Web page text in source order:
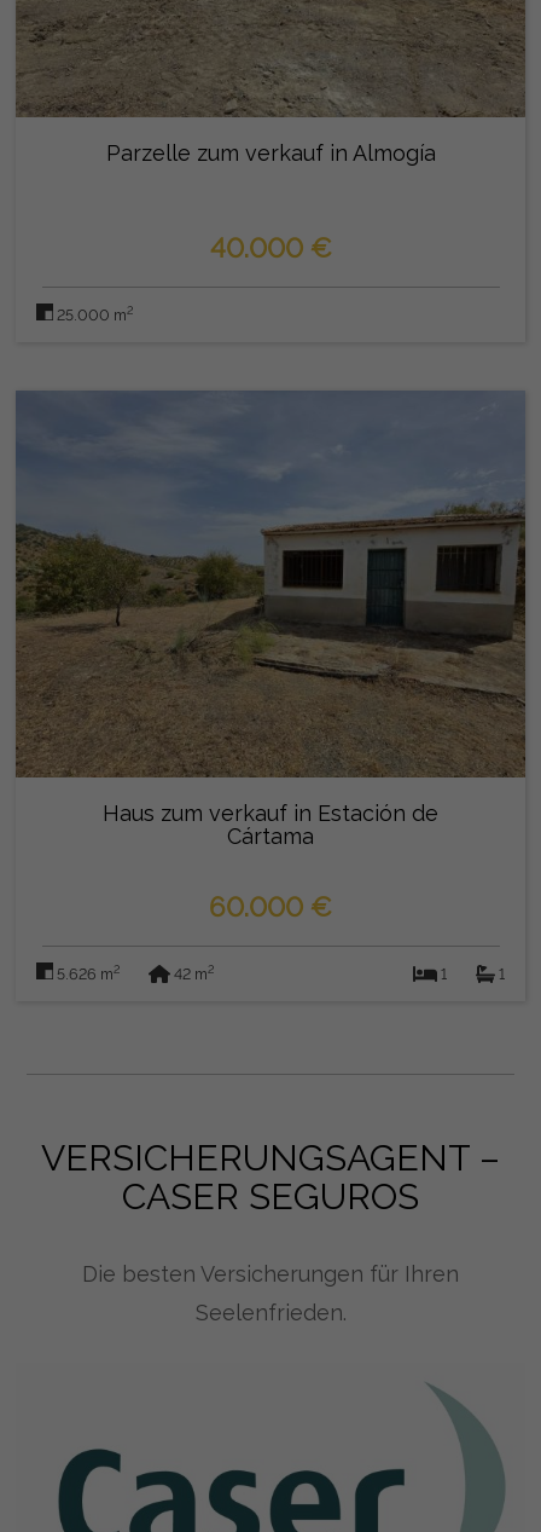
Parzelle zum verkauf in Almogía
40.000 €
25.000 m2
Haus zum verkauf in Estación de
Cártama
60.000 €
5.626 m2 42 m2 1 1
VERSICHERUNGSAGENT –
CASER SEGUROS
Die besten Versicherungen für Ihren
Seelenfrieden.